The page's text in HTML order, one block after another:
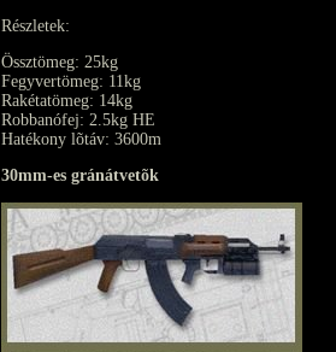
Részletek:
Össztömeg: 25kg
Fegyvertömeg: 11kg
Rakétatömeg: 14kg
Robbanófej: 2.5kg HE
Hatékony lõtáv: 3600m
30mm-es gránátvetõk